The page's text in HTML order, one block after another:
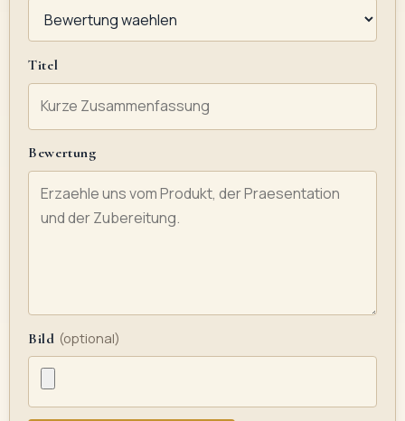
Titel
Bewertung
Bild (optional)